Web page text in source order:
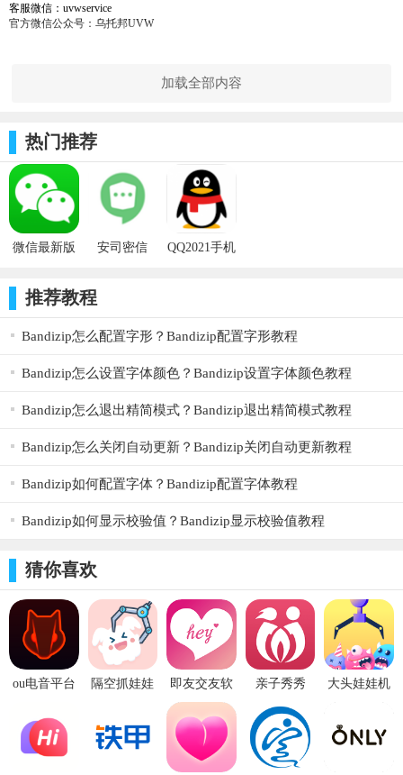
客服微信：uvwservice
官方微信公众号：乌托邦UVW
加载全部内容
热门推荐
微信最新版
安司密信
QQ2021手机
推荐教程
Bandizip怎么配置字形？Bandizip配置字形教程
Bandizip怎么设置字体颜色？Bandizip设置字体颜色教程
Bandizip怎么退出精简模式？Bandizip退出精简模式教程
Bandizip怎么关闭自动更新？Bandizip关闭自动更新教程
Bandizip如何配置字体？Bandizip配置字体教程
Bandizip如何显示校验值？Bandizip显示校验值教程
猜你喜欢
ou电音平台
隔空抓娃娃
即友交友软
件 v4.0.3
亲子秀秀 大头娃娃机